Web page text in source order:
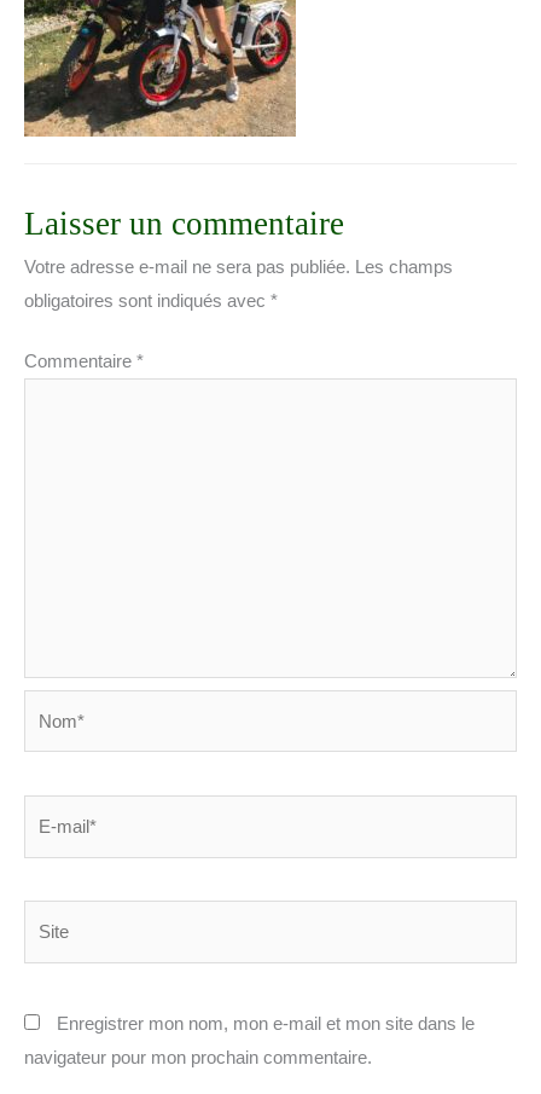
Laisser un commentaire
Votre adresse e-mail ne sera pas publiée.
Les champs
obligatoires sont indiqués avec *
Commentaire *
Enregistrer mon nom, mon e-mail et mon site dans le
navigateur pour mon prochain commentaire.